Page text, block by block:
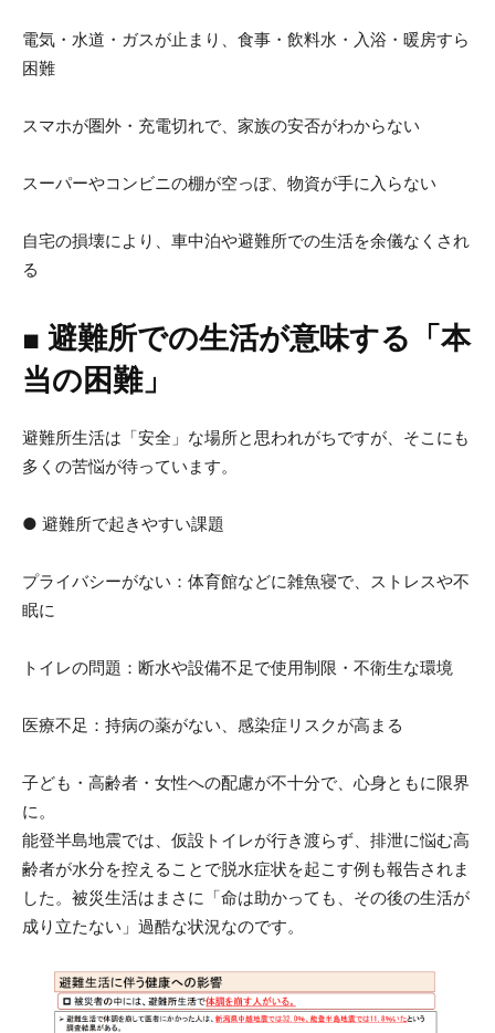
電気・水道・ガスが止まり、食事・飲料水・入浴・暖房すら
困難
スマホが圏外・充電切れで、家族の安否がわからない
スーパーやコンビニの棚が空っぽ、物資が手に入らない
自宅の損壊により、車中泊や避難所での生活を余儀なくされ
る
■ 避難所での生活が意味する「本
当の困難」
避難所生活は「安全」な場所と思われがちですが、そこにも
多くの苦悩が待っています。
● 避難所で起きやすい課題
プライバシーがない：体育館などに雑魚寝で、ストレスや不
眠に
トイレの問題：断水や設備不足で使用制限・不衛生な環境
医療不足：持病の薬がない、感染症リスクが高まる
子ども・高齢者・女性への配慮が不十分で、心身ともに限界
に。
能登半島地震では、仮設トイレが行き渡らず、排泄に悩む高
齢者が水分を控えることで脱水症状を起こす例も報告されま
した。被災生活はまさに「命は助かっても、その後の生活が
成り立たない」過酷な状況なのです。